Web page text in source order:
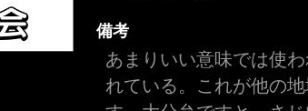
備考
あまりいい意味では使
れている。これが他の